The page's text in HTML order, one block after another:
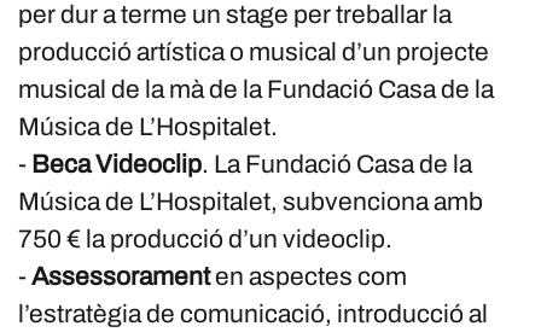
per dur a terme un stage per treballar la
producció artística o musical d’un projecte
musical de la mà de la Fundació Casa de la
Música de L’Hospitalet.
- Beca Videoclip. La Fundació Casa de la
Música de L’Hospitalet, subvenciona amb
750 € la producció d’un videoclip.
-Assessoramenten aspectes com
l’estratègia de comunicació, introducció al